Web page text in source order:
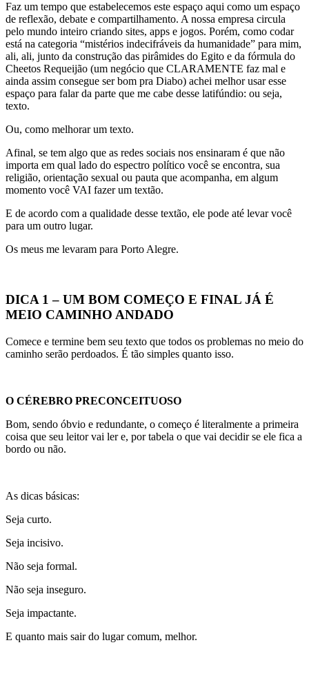
Faz um tempo que estabelecemos este espaço aqui como um espaço
de reflexão, debate e compartilhamento. A nossa empresa circula
pelo mundo inteiro criando sites, apps e jogos. Porém, como codar
está na categoria “mistérios indecifráveis da humanidade” para mim,
ali, ali, junto da construção das pirâmides do Egito e da fórmula do
Cheetos Requeijão (um negócio que CLARAMENTE faz mal e
ainda assim consegue ser bom pra Diabo) achei melhor usar esse
espaço para falar da parte que me cabe desse latifúndio: ou seja,
texto.
Ou, como melhorar um texto.
Afinal, se tem algo que as redes sociais nos ensinaram é que não
importa em qual lado do espectro político você se encontra, sua
religião, orientação sexual ou pauta que acompanha, em algum
momento você VAI fazer um textão.
E de acordo com a qualidade desse textão, ele pode até levar você
para um outro lugar.
Os meus me levaram para Porto Alegre.
DICA 1 – UM BOM COMEÇO E FINAL JÁ É
MEIO CAMINHO ANDADO
Comece e termine bem seu texto que todos os problemas no meio do
caminho serão perdoados. É tão simples quanto isso.
O CÉREBRO PRECONCEITUOSO
Bom, sendo óbvio e redundante, o começo é literalmente a primeira
coisa que seu leitor vai ler e, por tabela o que vai decidir se ele fica a
bordo ou não.
As dicas básicas:
Seja curto.
Seja incisivo.
Não seja formal.
Não seja inseguro.
Seja impactante.
E quanto mais sair do lugar comum, melhor.